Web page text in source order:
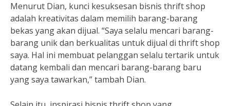
Menurut Dian, kunci kesuksesan bisnis thrift shop
adalah kreativitas dalam memilih barang-barang
bekas yang akan dijual. “Saya selalu mencari barang-
barang unik dan berkualitas untuk dijual di thrift shop
saya. Hal ini membuat pelanggan selalu tertarik untuk
datang kembali dan mencari barang-barang baru
yang saya tawarkan,” tambah Dian.